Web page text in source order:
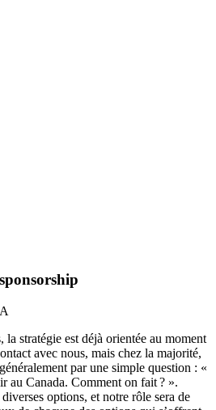
la stratégie est déjà orientée au moment
avec nous, mais chez la majorité,
par une simple question : «
au Canada. Comment on fait ? ».
options, et notre rôle sera de